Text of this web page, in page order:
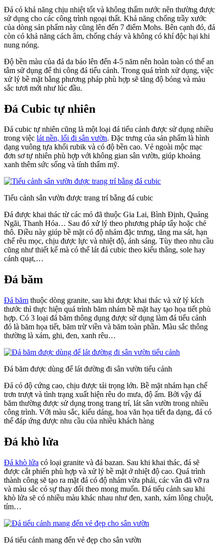
Đá có khả năng chịu nhiệt tốt và không thấm nước nên thường được
sử dụng cho các công trình ngoại thất. Khả năng chống trầy xước
của dòng sản phẩm này cũng lên đến 7 điểm Mohs. Bên cạnh đó, đá
còn có khả năng cách âm, chống cháy và không có khí độc hại khi
nung nóng.
Độ bền màu của đá da báo lên đến 4-5 năm nên hoàn toàn có thể an
tâm sử dụng để thi công đá tiểu cảnh. Trong quá trình xử dụng, việc
xử lý bề mặt bằng phương pháp phù hợp sẽ tăng độ bóng và màu
sắc tươi mới như lúc đầu.
Đá Cubic tự nhiên
Đá cubic tự nhiên cũng là một loại đá tiểu cảnh được sử dụng nhiều
trong việc lát nền, lối đi sân vườn. Đặc trưng của sản phẩm là hình
dạng vuông tựa khối rubik và có độ bền cao. Vẻ ngoài mộc mạc
đơn sơ tự nhiên phù hợp với không gian sân vườn, giúp khoảng
xanh thêm sức sống và tính thẩm mỹ.
Tiểu cảnh sân vườn được trang trí bằng đá cubic
Đá được khai thác từ các mỏ đã thuộc Gia Lai, Bình Định, Quảng
Ngãi, Thanh Hóa… Sau đó xử lý theo phương pháp tẩy hoặc chẻ
thô. Điều này giúp bề mặt có độ nhám đặc trưng, tăng ma sát, hạn
chế rêu mọc, chịu được lực và nhiệt độ, ánh sáng. Tùy theo nhu cầu
cũng như thiết kế mà có thể lát đá cubic theo kiểu thẳng, sole hay
cánh quạt,…
Đá băm
Đá băm thuộc dòng granite, sau khi được khai thác và xử lý kích
thước thì thực hiện quá trình băm nhám bề mặt hay tạo họa tiết phù
hợp. Có 3 loại đá băm thông dụng được sử dụng làm đá tiểu cảnh
đó là băm họa tiết, băm trừ viền và băm toàn phần. Màu sắc thông
thường là xám, ghi, đen, xanh rêu…
Đá băm được dùng để lát đường đi sân vườn tiểu cảnh
Đá có độ cứng cao, chịu được tải trọng lớn. Bề mặt nhám hạn chế
trơn trượt và tình trạng xuất hiện rêu do mưa, độ ẩm. Bởi vậy đá
băm thường được sử dụng trong trang trí, lát sân vườn trong nhiều
công trình. Với màu sắc, kiểu dáng, hoa văn họa tiết đa dạng, đá có
thể đáp ứng được nhu cầu của nhiều khách hàng
Đá khò lửa
Đá khò lửa có loại granite và đá bazan. Sau khi khai thác, đá sẽ
được cắt phiến phù hợp và xử lý bề mặt ở nhiệt độ cao. Quá trình
thành công sẽ tạo ra mặt đá có độ nhám vừa phải, các vân đã vỡ ra
và màu sắc có sự thay đổi theo mong muốn. Đá tiểu cảnh sau khi
khò lửa sẽ có nhiều màu khác nhau như đen, xanh, xám lông chuột,
tím…
Đá tiểu cảnh mang đến vẻ đẹp cho sân vườn